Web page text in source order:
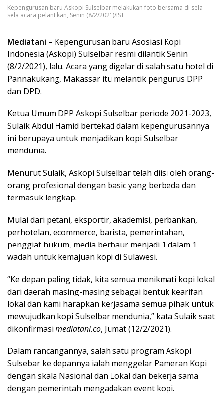
Kepengurusan baru Askopi Sulselbar melakukan foto bersama di sela-
sela acara pelantikan, Senin (8/2/2021)/IST
Mediatani – Kepengurusan baru Asosiasi Kopi
Indonesia (Askopi) Sulselbar resmi dilantik Senin
(8/2/2021), lalu. Acara yang digelar di salah satu hotel di
Pannakukang, Makassar itu melantik pengurus DPP
dan DPD.
Ketua Umum DPP Askopi Sulselbar periode 2021-2023,
Sulaik Abdul Hamid bertekad dalam kepengurusannya
ini berupaya untuk menjadikan kopi Sulselbar
mendunia.
Menurut Sulaik, Askopi Sulselbar telah diisi oleh orang-
orang profesional dengan basic yang berbeda dan
termasuk lengkap.
Mulai dari petani, eksportir, akademisi, perbankan,
perhotelan, ecommerce, barista, pemerintahan,
penggiat hukum, media berbaur menjadi 1 dalam 1
wadah untuk kemajuan kopi di Sulawesi.
“Ke depan paling tidak, kita semua menikmati kopi lokal
dari daerah masing-masing sebagai bentuk kearifan
lokal dan kami harapkan kerjasama semua pihak untuk
mewujudkan kopi Sulselbar mendunia,” kata Sulaik saat
dikonfirmasi mediatani.co, Jumat (12/2/2021).
Dalam rancangannya, salah satu program Askopi
Sulsebar ke depannya ialah menggelar Pameran Kopi
dengan skala Nasional dan Lokal dan bekerja sama
dengan pemerintah mengadakan event kopi.